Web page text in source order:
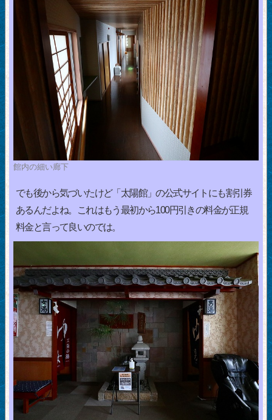
館内の細い廊下
でも後から気づいたけど「太陽館」の公式サイトにも割引券
あるんだよね。これはもう最初から100円引きの料金が正規
料金と言って良いのでは。